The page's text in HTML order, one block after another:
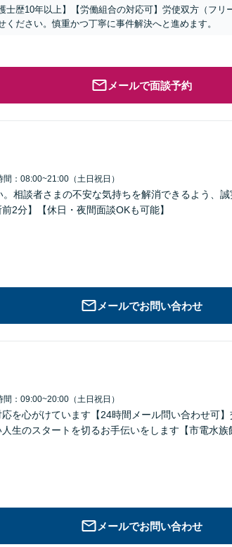
士歴10年以上】【労働組合の対応可】労使双方（フリ
ださい。慎重かつ丁寧に事件解決へと進めます。
メールで面談予約
間：08:00~21:00（土日祝日）
相談者さまの不安な気持ちを解消できるよう、
2分】【休日・夜間面談OKも可能】
メールでお問い合わせ
間：09:00~20:00（土日祝日）
を心がけています【24時間メール問い合わせ可
生のスタートを切るお手伝いをします【市電水
メールでお問い合わせ